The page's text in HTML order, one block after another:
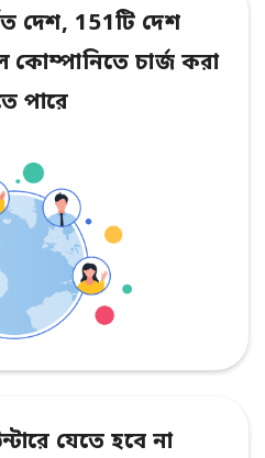
দেশ, 151টি দেশ
কোম্পানিতে চার্জ করা
পারে
যেতে হবে না